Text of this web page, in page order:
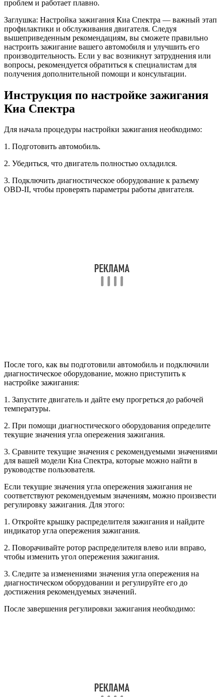
проблем и работает плавно.
Заглушка: Настройка зажигания Киа Спектра — важный этап
профилактики и обслуживания двигателя. Следуя
вышеприведенным рекомендациям, вы сможете правильно
настроить зажигание вашего автомобиля и улучшить его
производительность. Если у вас возникнут затруднения или
вопросы, рекомендуется обратиться к специалистам для
получения дополнительной помощи и консультации.
Инструкция по настройке зажигания
Киа Спектра
Для начала процедуры настройки зажигания необходимо:
1. Подготовить автомобиль.
2. Убедиться, что двигатель полностью охладился.
3. Подключить диагностическое оборудование к разъему
OBD-II, чтобы проверять параметры работы двигателя.
После того, как вы подготовили автомобиль и подключили
диагностическое оборудование, можно приступить к
настройке зажигания:
1. Запустите двигатель и дайте ему прогреться до рабочей
температуры.
2. При помощи диагностического оборудования определите
текущие значения угла опережения зажигания.
3. Сравните текущие значения с рекомендуемыми значениями
для вашей модели Киа Спектра, которые можно найти в
руководстве пользователя.
Если текущие значения угла опережения зажигания не
соответствуют рекомендуемым значениям, можно произвести
регулировку зажигания. Для этого:
1. Откройте крышку распределителя зажигания и найдите
индикатор угла опережения зажигания.
2. Поворачивайте ротор распределителя влево или вправо,
чтобы изменить угол опережения зажигания.
3. Следите за изменениями значения угла опережения на
диагностическом оборудовании и регулируйте его до
достижения рекомендуемых значений.
После завершения регулировки зажигания необходимо: